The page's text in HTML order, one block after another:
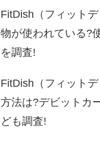
FitDish（フィット
物が使われている?
を調査!
FitDish（フィット
方法は?デビットカ
ども調査!